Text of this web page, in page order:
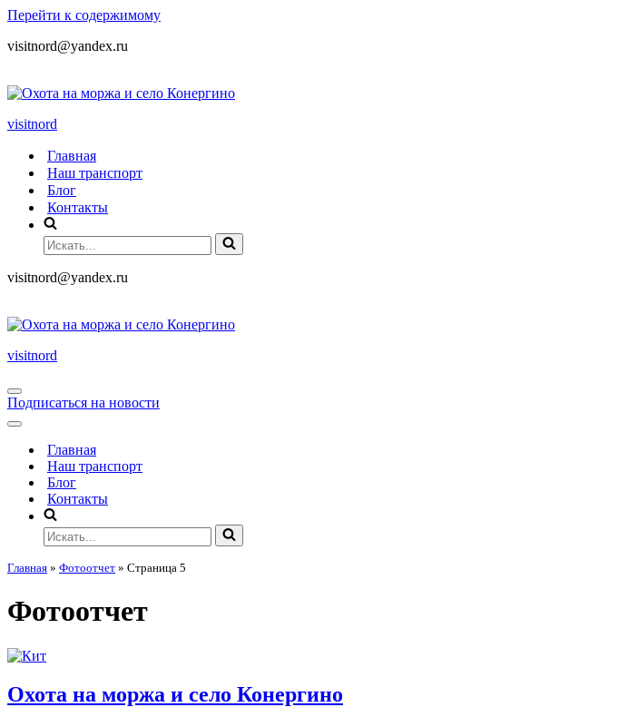
Перейти к содержимому
visitnord@yandex.ru
visitnord
Главная
Наш транспорт
Блог
Контакты
visitnord@yandex.ru
visitnord
Подписаться на новости
Главная
Наш транспорт
Блог
Контакты
Главная » Фотоотчет » Страница 5
Фотоотчет
Охота на моржа и село Конергино